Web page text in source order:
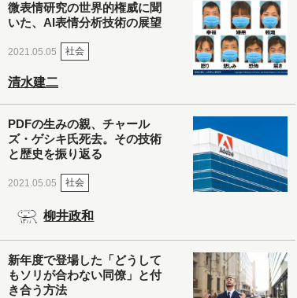
微表情研究の世界的権威に聞
いた、AI表情分析技術の展望
2021.05.05 社会
清水建二
PDFの生みの親、チャール
ズ・ゲシキ氏死去。その技術
と歴史を振り返る
2021.05.05 社会
柳井政和
新年度で登場した「どうして
もソリが合わない同僚」と付
き合う方法